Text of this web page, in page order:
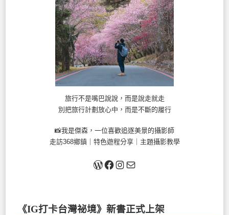
旅行不是嘴巴說說，而是說走就走
別把旅行計劃放心中，而是不斷的履行
📸我是傑森，一位喜歡追逐美景的攝影師
走訪368鄉鎮｜特色遊程分享｜主題攝影教學
關於我Facebook
Instagram
《IG打卡台灣祕境》新書正式上架